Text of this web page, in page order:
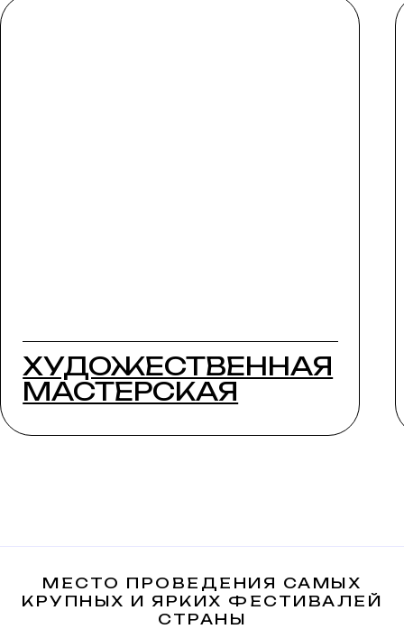
МЕСТО ПРОВЕДЕНИЯ САМЫХ
КРУПНЫХ И ЯРКИХ ФЕСТИВАЛЕЙ
СТРАНЫ